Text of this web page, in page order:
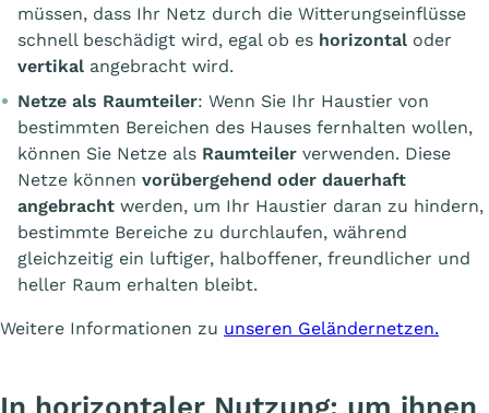
müssen, dass Ihr Netz durch die Witterungseinflüsse
schnell beschädigt wird, egal ob es horizontal oder
vertikal angebracht wird.
Netze als Raumteiler: Wenn Sie Ihr Haustier von
bestimmten Bereichen des Hauses fernhalten wollen,
können Sie Netze als Raumteiler verwenden. Diese
Netze können vorübergehend oder dauerhaft
angebracht werden, um Ihr Haustier daran zu hindern,
bestimmte Bereiche zu durchlaufen, während
gleichzeitig ein luftiger, halboffener, freundlicher und
heller Raum erhalten bleibt.
Weitere Informationen zu unseren Geländernetzen.
In horizontaler Nutzung: um ihnen